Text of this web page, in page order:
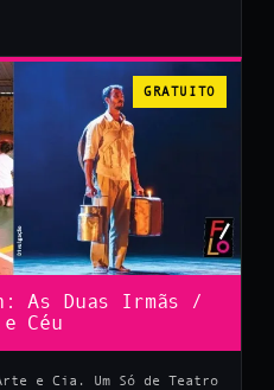
GRATUITO
As Duas Irmãs /
Céu
e Cia. Um Só de Teatro